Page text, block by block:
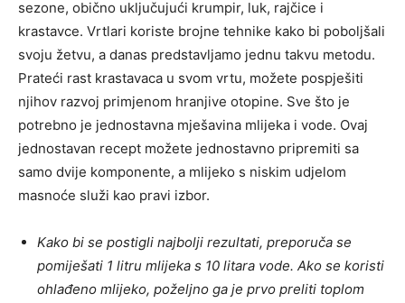
sezone, obično uključujući krumpir, luk, rajčice i
krastavce. Vrtlari koriste brojne tehnike kako bi poboljšali
svoju žetvu, a danas predstavljamo jednu takvu metodu.
Prateći rast krastavaca u svom vrtu, možete pospješiti
njihov razvoj primjenom hranjive otopine. Sve što je
potrebno je jednostavna mješavina mlijeka i vode. Ovaj
jednostavan recept možete jednostavno pripremiti sa
samo dvije komponente, a mlijeko s niskim udjelom
masnoće služi kao pravi izbor.
Kako bi se postigli najbolji rezultati, preporuča se
pomiješati 1 litru mlijeka s 10 litara vode. Ako se koristi
ohlađeno mlijeko, poželjno ga je prvo preliti toplom